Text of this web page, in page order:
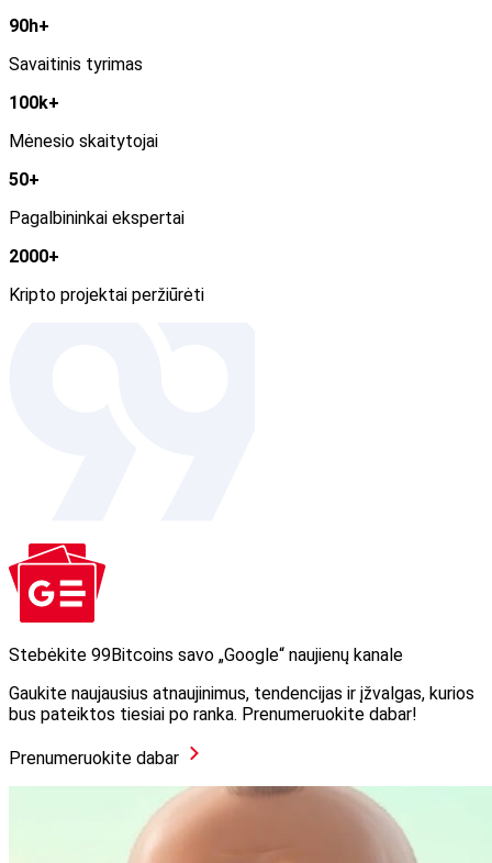
90h+
Savaitinis tyrimas
100k+
Mėnesio skaitytojai
50+
Pagalbininkai ekspertai
2000+
Kripto projektai peržiūrėti
Stebėkite 99Bitcoins savo „Google“ naujienų kanale
Gaukite naujausius atnaujinimus, tendencijas ir įžvalgas, kurios
bus pateiktos tiesiai po ranka. Prenumeruokite dabar!
Prenumeruokite dabar